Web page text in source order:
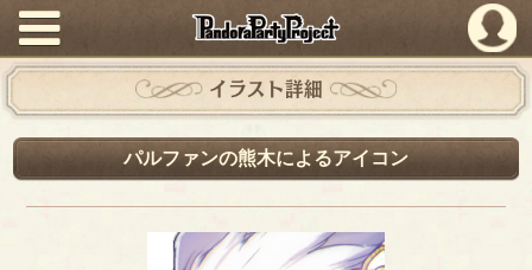
PandoraPartyProject
イラスト詳細
パルファンの熊木によるアイコン